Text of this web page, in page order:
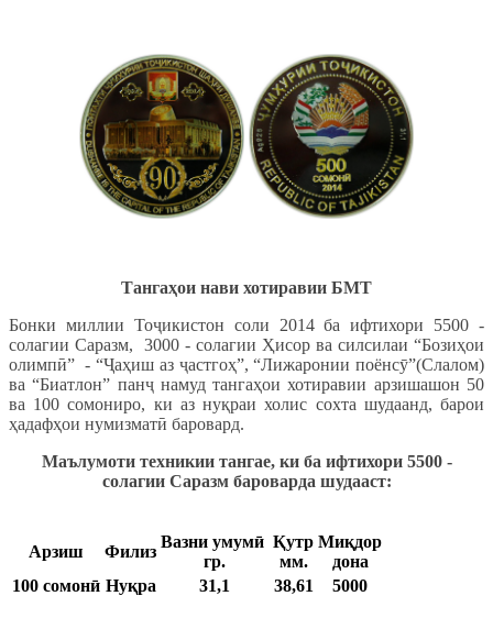
Тангаҳои нави хотиравии БМТ
Бонки миллии Тоҷикистон соли 2014 ба ифтихори 5500 -
солагии Саразм, 3000 - солагии Ҳисор ва силсилаи “Бозиҳои
олимпӣ” - “Ҷаҳиш аз ҷастгоҳ”, “Лижаронии поёнсӯ”(Слалом)
ва “Биатлон” панҷ намуд тангаҳои хотиравии арзишашон 50
ва 100 сомониро, ки аз нуқраи холис сохта шудаанд, барои
ҳадафҳои нумизматӣ баровард.
Маълумоти техникии тангае, ки ба ифтихори 5500 -
солагии Саразм бароварда шудааст:
Арзиш Филиз
Вазни умумӣ
гр.
Қутр
мм.
Миқдор
дона
100 сомонӣ Нуқра 31,1 38,61 5000